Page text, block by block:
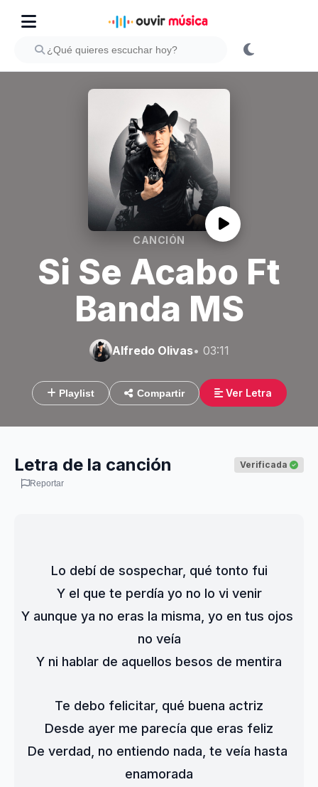
CANCIÓN
Si Se Acabo Ft
Banda MS
Alfredo Olivas• 03:11
Playlist Compartir Ver Letra
Letra de la canción Verificada
Reportar
Lo debí de sospechar, qué tonto fui
Y el que te perdía yo no lo vi venir
Y aunque ya no eras la misma, yo en tus ojos
no veía
Y ni hablar de aquellos besos de mentira
Te debo felicitar, qué buena actriz
Desde ayer me parecía que eras feliz
De verdad, no entiendo nada, te veía hasta
enamorada